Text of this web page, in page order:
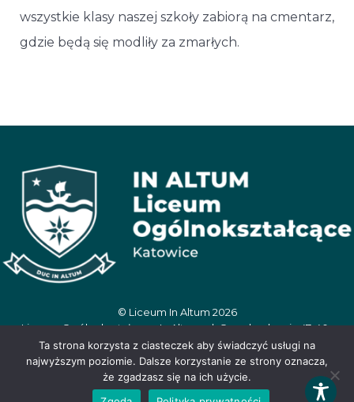
wszystkie klasy naszej szkoły zabiorą na cmentarz,
gdzie będą się modliły za zmarłych.
© Liceum In Altum 2026
Liceum Ogólnokształcące In Altum, ul. Oswobodzenia 47, 40-
404 Katowice, tel. 506 390 359, e-mail:
inaltum.sekretariat@wegielek.edu.pl
Ta strona korzysta z ciasteczek aby świadczyć usługi na
najwyższym poziomie. Dalsze korzystanie ze strony oznacza,
że zgadzasz się na ich użycie.